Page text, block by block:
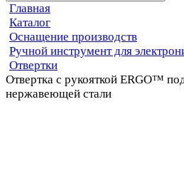
Главная
Каталог
Оснащение производств
Ручной инструмент для
Отвертки
Отвертка с рукояткой ERGO™
нержавеющей стали